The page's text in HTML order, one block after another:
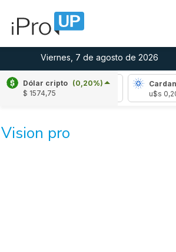
Viernes, 7 de agosto de 2026
Dólar cripto (0,20%)
$ 1574,75
Ripple
(-2,09%)
u$s 1,03
Cardano
u$s 0,20
Vision pro